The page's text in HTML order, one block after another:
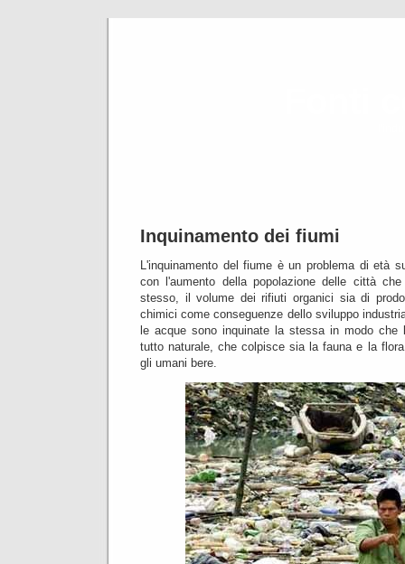
Inquinamento dei fiumi
L'inquinamento del fiume è un problema di età
con l'aumento della popolazione delle città
stesso, il volume dei rifiuti organici sia di
chimici come conseguenze dello sviluppo
le acque sono inquinate la stessa in modo che
tutto naturale, che colpisce sia la fauna e la
gli umani bere.